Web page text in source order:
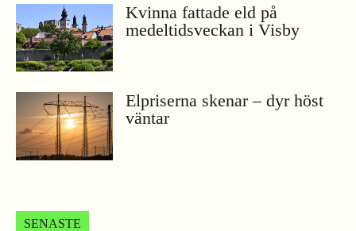
Kvinna fattade eld på
medeltidsveckan i Visby
Elpriserna skenar – dyr höst
väntar
SENASTE